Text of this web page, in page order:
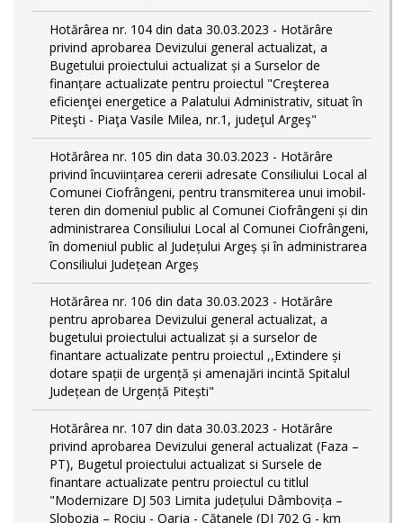
Hotărârea nr. 104 din data 30.03.2023 - Hotărâre
privind aprobarea Devizului general actualizat, a
Bugetului proiectului actualizat și a Surselor de
finanțare actualizate pentru proiectul "Creşterea
eficienţei energetice a Palatului Administrativ, situat în
Piteşti - Piaţa Vasile Milea, nr.1, judeţul Argeş"
Hotărârea nr. 105 din data 30.03.2023 - Hotărâre
privind încuviințarea cererii adresate Consiliului Local al
Comunei Ciofrângeni, pentru transmiterea unui imobil-
teren din domeniul public al Comunei Ciofrângeni și din
administrarea Consiliului Local al Comunei Ciofrângeni,
în domeniul public al Județului Argeș și în administrarea
Consiliului Județean Argeș
Hotărârea nr. 106 din data 30.03.2023 - Hotărâre
pentru aprobarea Devizului general actualizat, a
bugetului proiectului actualizat și a surselor de
finantare actualizate pentru proiectul ,,Extindere și
dotare spații de urgență și amenajări incintă Spitalul
Județean de Urgență Pitești"
Hotărârea nr. 107 din data 30.03.2023 - Hotărâre
privind aprobarea Devizului general actualizat (Faza –
PT), Bugetul proiectului actualizat si Sursele de
finantare actualizate pentru proiectul cu titlul
"Modernizare DJ 503 Limita județului Dâmbovița –
Slobozia – Rociu - Oarja - Cătanele (DJ 702 G - km